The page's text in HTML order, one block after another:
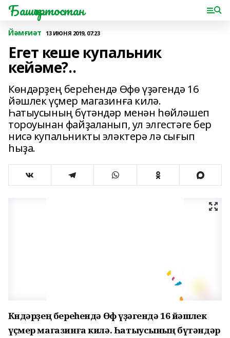
Башҡортостан
Йәмғиәт 13 ИЮНЯ 2019, 07:23
Егет кеше купальник
кейәме?..
Көндәрҙең береһендә Өфө үҙәгендә 16
йәшлек үҫмер магазинға килә.
Һатыусының бүтәндәр менән һөйләшеп
тороуынан файҙаланып, ул элгестәге бер
нисә купальникты эләктерә лә сығып
һыҙа.
Көндәрҙең береһендә Өфө үҙәгендә 16 йәшлек
үҫмер магазинға килә. Һатыусының бүтәндәр